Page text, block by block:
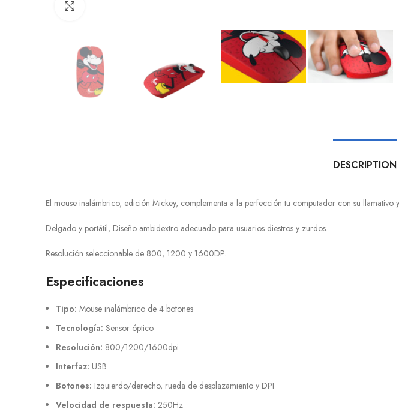
DESCRIPTION
El mouse inalámbrico, edición Mickey, complementa a la perfección tu computador con su llamativo
Delgado y portátil, Diseño ambidextro adecuado para usuarios diestros y zurdos.
Resolución seleccionable de 800, 1200 y 1600DP.
Especificaciones
Tipo: Mouse inalámbrico de 4 botones
Tecnología: Sensor óptico
Resolución: 800/1200/1600dpi
Interfaz: USB
Botones: Izquierdo/derecho, rueda de desplazamiento y DPI
Velocidad de respuesta: 250Hz